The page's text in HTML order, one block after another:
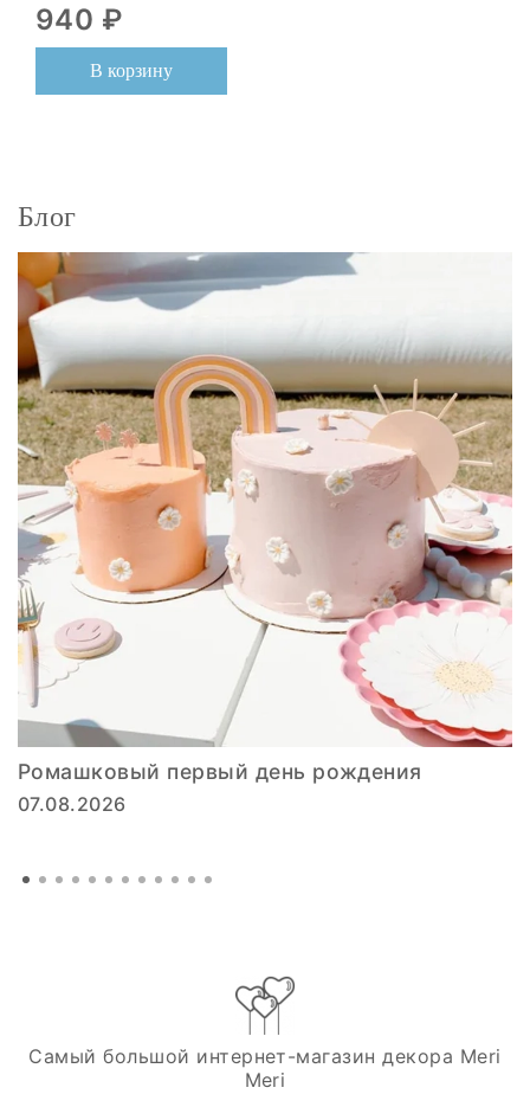
940 ₽
В корзину
Блог
Ромашковый первый день рождения
07.08.2026
Самый большой интернет-магазин декора Meri
Meri